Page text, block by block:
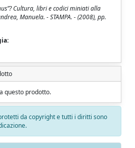
Cultura, libri e codici miniati alla
Manuela. - STAMPA. - (2008), pp.
questo prodotto.
da copyright e tutti i diritti sono